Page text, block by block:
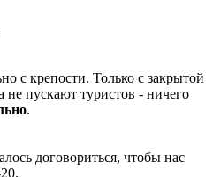
с крепости. Только с закрытой
не пускают туристов - ничего
.
договориться, чтобы нас